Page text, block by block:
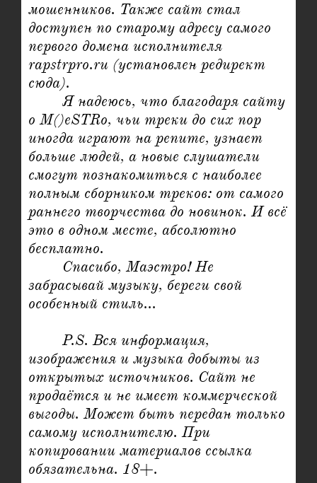
мошенников. Также сайт стал
доступен по старому адресу самого
первого домена исполнителя
rapstrpro.ru (установлен редирект
сюда).
о M()eSTRo, чьи треки до сих пор
иногда играют на репите, узнает
больше людей, а новые слушатели
смогут познакомиться с наиболее
полным сборником треков: от самого
раннего творчества до новинок. И всё
это в одном месте, абсолютно
бесплатно.
забрасывай музыку, береги свой
особенный стиль...
	P.S. Вся информация,
изображения и музыка добыты из
открытых источников. Сайт не
продаётся и не имеет коммерческой
выгоды. Может быть передан только
самому исполнителю. При
копировании материалов ссылка
обязательна. 18+.